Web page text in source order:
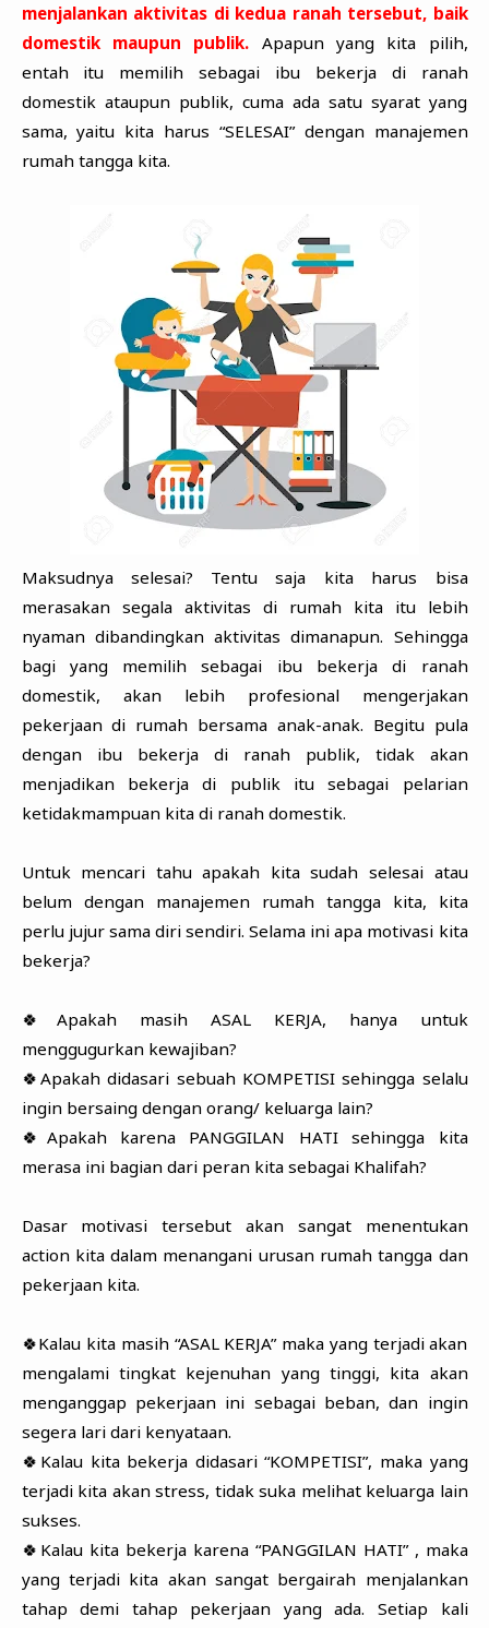
menjalankan aktivitas di kedua ranah tersebut, baik
domestik maupun publik. Apapun yang kita pilih,
entah itu memilih sebagai ibu bekerja di ranah
domestik ataupun publik, cuma ada satu syarat yang
sama, yaitu kita harus “SELESAI” dengan manajemen
rumah tangga kita.
Maksudnya selesai? Tentu saja kita harus bisa
merasakan segala aktivitas di rumah kita itu lebih
nyaman dibandingkan aktivitas dimanapun. Sehingga
bagi yang memilih sebagai ibu bekerja di ranah
domestik, akan lebih profesional mengerjakan
pekerjaan di rumah bersama anak-anak. Begitu pula
dengan ibu bekerja di ranah publik, tidak akan
menjadikan bekerja di publik itu sebagai pelarian
ketidakmampuan kita di ranah domestik.
Untuk mencari tahu apakah kita sudah selesai atau
belum dengan manajemen rumah tangga kita, kita
perlu jujur sama diri sendiri. Selama ini apa motivasi kita
bekerja?
🍀Apakah masih ASAL KERJA, hanya untuk
menggugurkan kewajiban?
🍀Apakah didasari sebuah KOMPETISI sehingga selalu
ingin bersaing dengan orang/ keluarga lain?
🍀Apakah karena PANGGILAN HATI sehingga kita
merasa ini bagian dari peran kita sebagai Khalifah?
Dasar motivasi tersebut akan sangat menentukan
action kita dalam menangani urusan rumah tangga dan
pekerjaan kita.
🍀Kalau kita masih “ASAL KERJA” maka yang terjadi akan
mengalami tingkat kejenuhan yang tinggi, kita akan
menganggap pekerjaan ini sebagai beban, dan ingin
segera lari dari kenyataan.
🍀Kalau kita bekerja didasari “KOMPETISI”, maka yang
terjadi kita akan stress, tidak suka melihat keluarga lain
sukses.
🍀Kalau kita bekerja karena “PANGGILAN HATI” , maka
yang terjadi kita akan sangat bergairah menjalankan
tahap demi tahap pekerjaan yang ada. Setiap kali